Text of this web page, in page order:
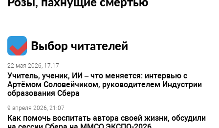
Выбор читателей
22 мая 2026, 17:17
Учитель, ученик, ИИ – что меняется: интервью с
Артёмом Соловейчиком, руководителем Индустрии
образования Сбера
9 апреля 2026, 21:07
Как помочь воспитать автора своей жизни, обсудили